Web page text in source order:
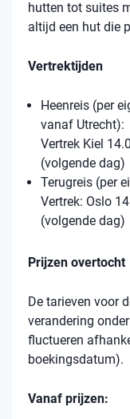
hutten tot suites
altijd een hut die
Vertrektijden
Heenreis (per
vanaf Utrecht):
Vertrek Kiel
(volgende dag)
Terugreis (per
Vertrek: Oslo
(volgende dag)
Prijzen overtocht
De tarieven voor
verandering
fluctueren
boekingsdatum).
Vanaf prijzen: